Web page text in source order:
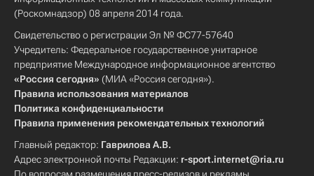
(Роскомнадзор) 08 апреля 2014 года.
Свидетельство о регистрации Эл № ФС77-57640
Учредитель: Федеральное государственное унитарное
предприятие Международное информационное агентство
«Россия сегодня» (МИА «Россия сегодня»).
Правила использования материалов
Политика конфиденциальности
Правила применения рекомендательных технологий
Главный редактор: Гаврилова А.В.
Адрес электронной почты Редакции: r-sport.internet@ria.ru